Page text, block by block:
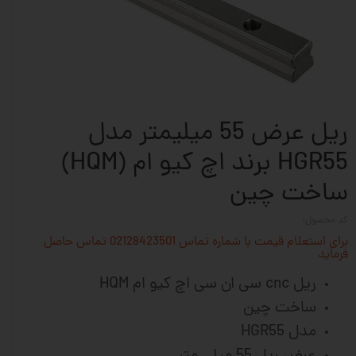
ریل عرض 55 میلیمتر مدل
HGR55 برند اچ کیو ام (HQM)
ساخت چین
برای استعلام قیمت با شماره تماس 02128423501 تماس حاصل
فرماید
ریل cnc سی ان سی اچ کیو ام HQM
ساخت چین
مدل HGR55